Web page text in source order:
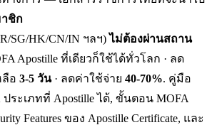
าชิก
SG/HK/CN/IN ฯลฯ)ไม่ต้องผ่านสถาน
Apostille ที่เดียวก็ใช้ได้ทั่วโลก · ลด
ลือ 3-5 วัน· ลดค่าใช้จ่าย 40-70%. คู่มือ
ระเภทที่ Apostille ได้, ขั้นตอน MOFA
Features ของ Apostille Certificate, และ